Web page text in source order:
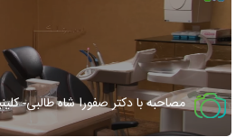
مصاحبه با دکتر صفورا شاه طالبی-